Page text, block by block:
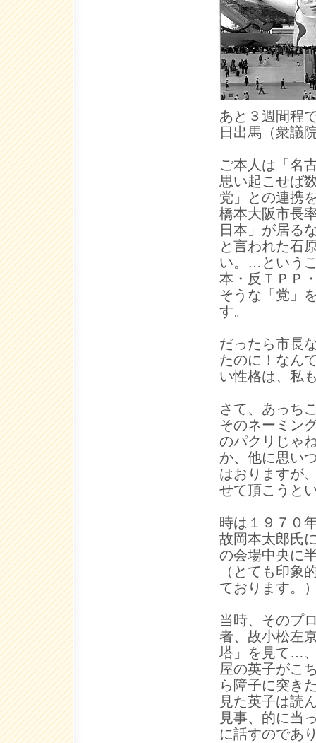
あと３週間程
日出馬（衆議
ご本人は「名
思い起こせば
党」との連携
橋本大阪市長
日本」が居る
と言われた石
い。…という
本・反ＴＰＰ
そうな「党」
す。
だったら市長
たのに！なん
い性格は、私
さて、あっち
そのネーミン
のパクリじゃ
か、他に思い
はおりますが
せて頂こうと
時は１９７０
故岡本太郎氏
の会場中央に
（とても印象
ております。
当時、そのプ
者、故小松左
塔」を見て…
屋の英子がこ
ら障子に突き
見た英子は読
見事、的に当
に話すのであ